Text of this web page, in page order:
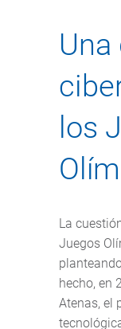
los
La
Juegos
hecho, en
Atenas, el